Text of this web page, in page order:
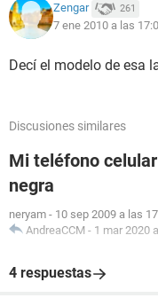
Zengar 261
7 ene 2010 a las
Decí el modelo de esa
Discusiones similares
Mi teléfono
negra
neryam - 10 sep 2009 a las
AndreaCCM - 1 mar 2020
4 respuestas